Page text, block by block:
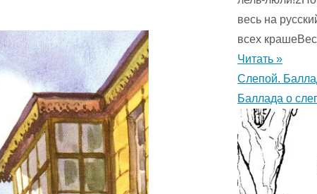
весь на
всех
Читать »
Слепой.
Баллада о